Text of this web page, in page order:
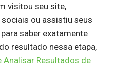
visitou seu site,
ou assistiu seus
saber exatamente
resultado nessa etapa,
Analisar Resultados de